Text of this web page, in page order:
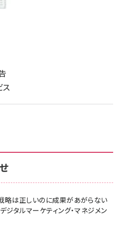
ス
略は正しいのに成果があがらない
ジタルマーケティング・マネジメン